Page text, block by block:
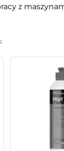
z